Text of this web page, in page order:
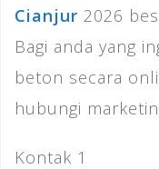
Cianjur 2026
Bagi anda yang
beton secara
hubungi
Kontak 1